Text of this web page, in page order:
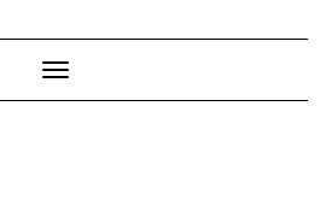
Cambiar modo de navegación